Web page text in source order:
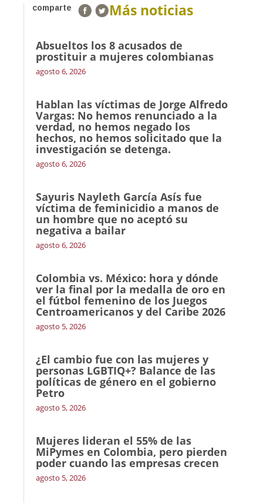
comparte Más noticias
Absueltos los 8 acusados de
prostituir a mujeres colombianas
agosto 6, 2026
Hablan las víctimas de Jorge Alfredo
Vargas: No hemos renunciado a la
verdad, no hemos negado los
hechos, no hemos solicitado que la
investigación se detenga.
agosto 6, 2026
Sayuris Nayleth García Asís fue
víctima de feminicidio a manos de
un hombre que no aceptó su
negativa a bailar
agosto 6, 2026
Colombia vs. México: hora y dónde
ver la final por la medalla de oro en
el fútbol femenino de los Juegos
Centroamericanos y del Caribe 2026
agosto 5, 2026
¿El cambio fue con las mujeres y
personas LGBTIQ+? Balance de las
políticas de género en el gobierno
Petro
agosto 5, 2026
Mujeres lideran el 55% de las
MiPymes en Colombia, pero pierden
poder cuando las empresas crecen
agosto 5, 2026